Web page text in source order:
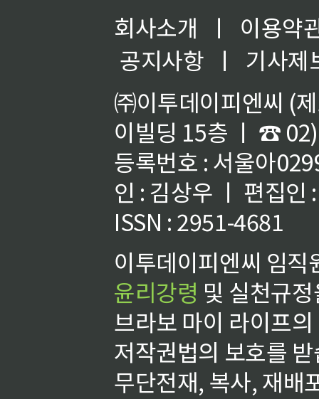
회사소개 ㅣ
이용약
공지사항
ㅣ
기사제
㈜이투데이피엔씨 (
이빌딩 15층 ㅣ ☎
등록번호 : 서울아
인 : 김상우 ㅣ 편집인
ISSN : 2951-4681
이투데이피엔씨 임
윤리강령 및 실천규
브라보 마이 라이프
저작권법의 보호를
무단전재, 복사, 재배